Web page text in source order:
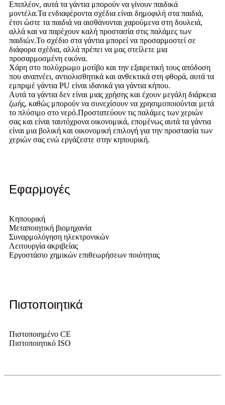
Επιπλέον, αυτά τα γάντια μπορούν να γίνουν παιδικά
μοντέλα.Τα ενδιαφέροντα σχέδια είναι δημοφιλή στα παιδιά,
έτσι ώστε τα παιδιά να αισθάνονται χαρούμενα στη δουλειά,
αλλά και να παρέχουν καλή προστασία στις παλάμες των
παιδιών.Το σχέδιο στα γάντια μπορεί να προσαρμοστεί σε
διάφορα σχέδια, αλλά πρέπει να μας στείλετε μια
προσαρμοσμένη εικόνα.
Χάρη στο πολύχρωμο μοτίβο και την εξαιρετική τους απόδοση
που αναπνέει, αντιολισθητικά και ανθεκτικά στη φθορά, αυτά τα
εμπριμέ γάντια PU είναι ιδανικά για γάντια κήπου.
Αυτά τα γάντια δεν είναι μιας χρήσης και έχουν μεγάλη διάρκεια
ζωής, καθώς μπορούν να συνεχίσουν να χρησιμοποιούνται μετά
το πλύσιμο στο νερό.Προστατεύουν τις παλάμες των χεριών
σας και είναι ταυτόχρονα οικονομικά, επομένως αυτά τα γάντια
είναι μια βολική και οικονομική επιλογή για την προστασία των
χεριών σας ενώ εργάζεστε στην κηπουρική.
Εφαρμογές
Κηπουρική
Μεταποιητική βιομηχανία
Συναρμολόγηση ηλεκτρονικών
Λειτουργία ακριβείας
Εργοστάσιο χημικών επιθεωρήσεων ποιότητας
Πιστοποιητικά
Πιστοποιημένο CE
Πιστοποιητικό ISO